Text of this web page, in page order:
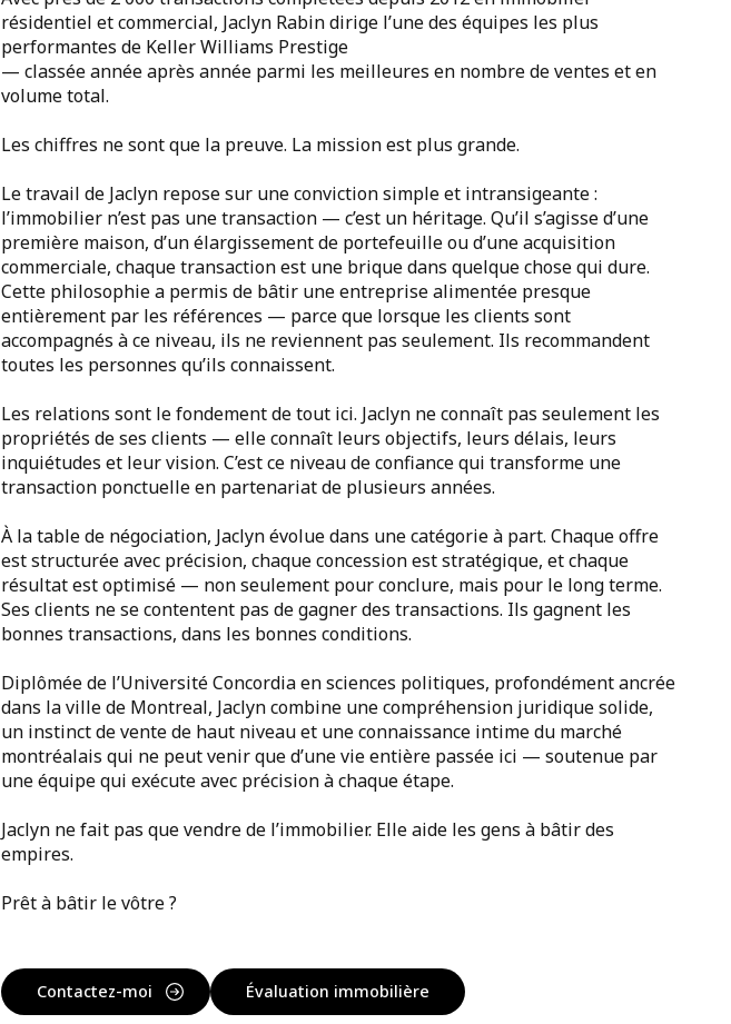
résidentiel et commercial, Jaclyn Rabin dirige l’une des équipes les plus
performantes de Keller Williams Prestige
— classée année après année parmi les meilleures en nombre de ventes et en
volume total.
Les chiffres ne sont que la preuve. La mission est plus grande.
Le travail de Jaclyn repose sur une conviction simple et intransigeante :
l’immobilier n’est pas une transaction — c’est un héritage. Qu’il s’agisse d’une
première maison, d’un élargissement de portefeuille ou d’une acquisition
commerciale, chaque transaction est une brique dans quelque chose qui dure.
Cette philosophie a permis de bâtir une entreprise alimentée presque
entièrement par les références — parce que lorsque les clients sont
accompagnés à ce niveau, ils ne reviennent pas seulement. Ils recommandent
toutes les personnes qu’ils connaissent.
Les relations sont le fondement de tout ici. Jaclyn ne connaît pas seulement les
propriétés de ses clients — elle connaît leurs objectifs, leurs délais, leurs
inquiétudes et leur vision. C’est ce niveau de confiance qui transforme une
transaction ponctuelle en partenariat de plusieurs années.
À la table de négociation, Jaclyn évolue dans une catégorie à part. Chaque offre
est structurée avec précision, chaque concession est stratégique, et chaque
résultat est optimisé — non seulement pour conclure, mais pour le long terme.
Ses clients ne se contentent pas de gagner des transactions. Ils gagnent les
bonnes transactions, dans les bonnes conditions.
Diplômée de l’Université Concordia en sciences politiques, profondément ancrée
dans la ville de Montreal, Jaclyn combine une compréhension juridique solide,
un instinct de vente de haut niveau et une connaissance intime du marché
montréalais qui ne peut venir que d’une vie entière passée ici — soutenue par
une équipe qui exécute avec précision à chaque étape.
Jaclyn ne fait pas que vendre de l’immobilier. Elle aide les gens à bâtir des
empires.
Prêt à bâtir le vôtre ?
Contactez-moi Évaluation immobilière